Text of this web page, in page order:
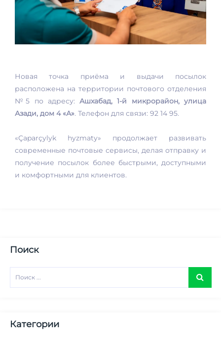
Новая точка приёма и выдачи посылок
расположена на территории почтового отделения
№5 по адресу:Ашхабад, 1-й микрорайон, улица
Азади, дом 4 «А». Телефон для связи: 92 14 95.
«Çaparçylyk hyzmaty» продолжает развивать
современные почтовые сервисы, делая отправку и
получение посылок более быстрыми, доступными
и комфортными для клиентов.
Поиск
Категории